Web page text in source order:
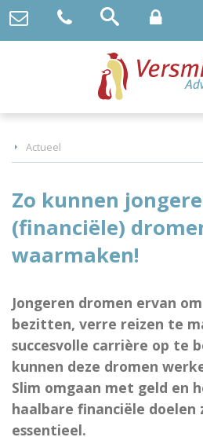
Actueel
Zo kunnen
(financiële)
waarmaken!
Jongeren dromen ervan
bezitten, verre reizen te
succesvolle carrière op te
kunnen deze dromen
Slim omgaan met geld en
haalbare financiële doelen
essentieel.